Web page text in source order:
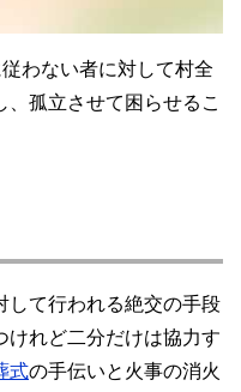
わない者に対して村全
孤立させて困らせるこ
して行われる絶交の手段
けれど二分だけは協力す
式の手伝いと火事の消火